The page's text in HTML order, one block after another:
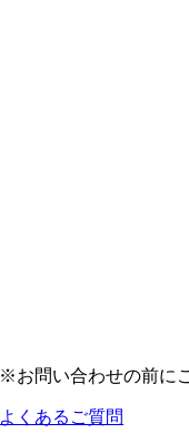
※お問い合わせの前に
よくあるご質問